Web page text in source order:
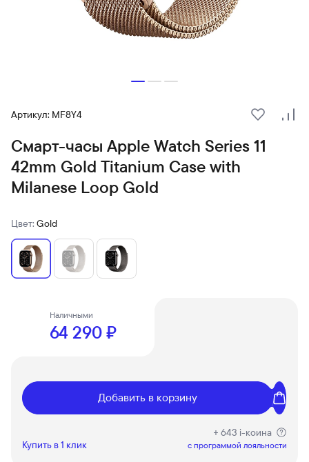
Артикул: MF8Y4
В
Смарт-часы Apple Watch Series 11
42mm Gold Titanium Case with
Milanese Loop Gold
Цвет: Gold
Наличными
64 290 ₽
Добавить в корзину
Купить в 1 клик
+ 643 i-коина
c программой лояльности